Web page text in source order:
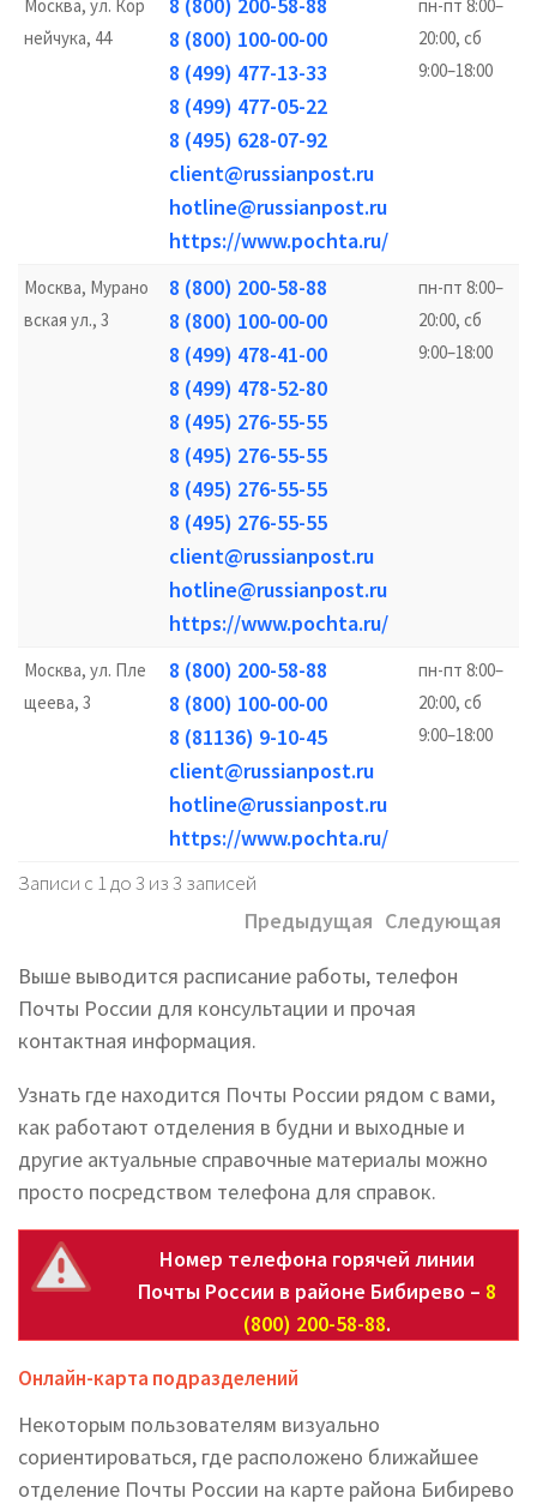
Москва, ул. Кор
нейчука, 44
8 (800) 100-00-00
8 (499) 477-13-33
8 (499) 477-05-22
8 (495) 628-07-92
client@russianpost.ru
hotline@russianpost.ru
https://www.pochta.ru/
пн-пт 8:00–
20:00, сб
9:00–18:00
Москва, Мурано
вская ул., 3
8 (800) 200-58-88
8 (800) 100-00-00
8 (499) 478-41-00
8 (499) 478-52-80
8 (495) 276-55-55
8 (495) 276-55-55
8 (495) 276-55-55
8 (495) 276-55-55
client@russianpost.ru
hotline@russianpost.ru
https://www.pochta.ru/
пн-пт 8:00–
20:00, сб
9:00–18:00
Москва, ул. Пле
щеева, 3
8 (800) 200-58-88
8 (800) 100-00-00
8 (81136) 9-10-45
client@russianpost.ru
hotline@russianpost.ru
https://www.pochta.ru/
пн-пт 8:00–
20:00, сб
9:00–18:00
Записи с 1 до 3 из 3 записей
Предыдущая Следующая
Выше выводится расписание работы, телефон
Почты России для консультации и прочая
контактная информация.
Узнать где находится Почты России рядом с вами,
как работают отделения в будни и выходные и
другие актуальные справочные материалы можно
просто посредством телефона для справок.
Номер телефона горячей линии
Почты России в районе Бибирево – 8
(800) 200-58-88.
Онлайн-карта подразделений
Некоторым пользователям визуально
сориентироваться, где расположено ближайшее
отделение Почты России на карте района Бибирево